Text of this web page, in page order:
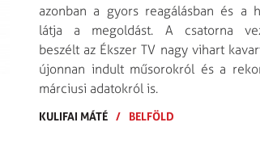
azonban a gyors reagálásban és a
látja a megoldást. A csatorna
beszélt az Ékszer TV nagy vihart
újonnan indult műsorokról és a
márciusi adatokról is.
KULIFAI MÁTÉ / BELFÖLD